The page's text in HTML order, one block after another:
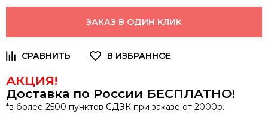
ЗАКАЗ В ОДИН КЛИК
АКЦИЯ!
Доставка по России БЕСПЛАТНО!
*в более 2500 пунктов СДЭК при заказе от 2000р.